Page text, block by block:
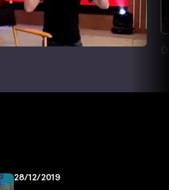
28/12/2019